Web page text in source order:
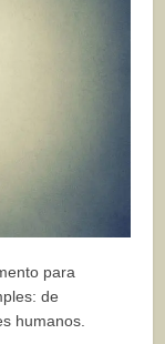
para
de
humanos.